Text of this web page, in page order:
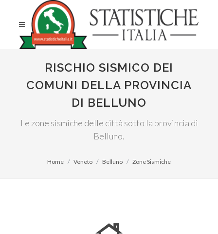
RISCHIO SISMICO DEI
COMUNI DELLA PROVINCIA
DI BELLUNO
Le zone sismiche delle città sotto la provincia di
Belluno.
Home Veneto Belluno Zone Sismiche